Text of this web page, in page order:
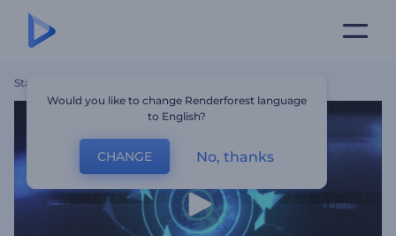
Startseite
Would you like to change Renderforest language
to English?
CHANGE No, thanks